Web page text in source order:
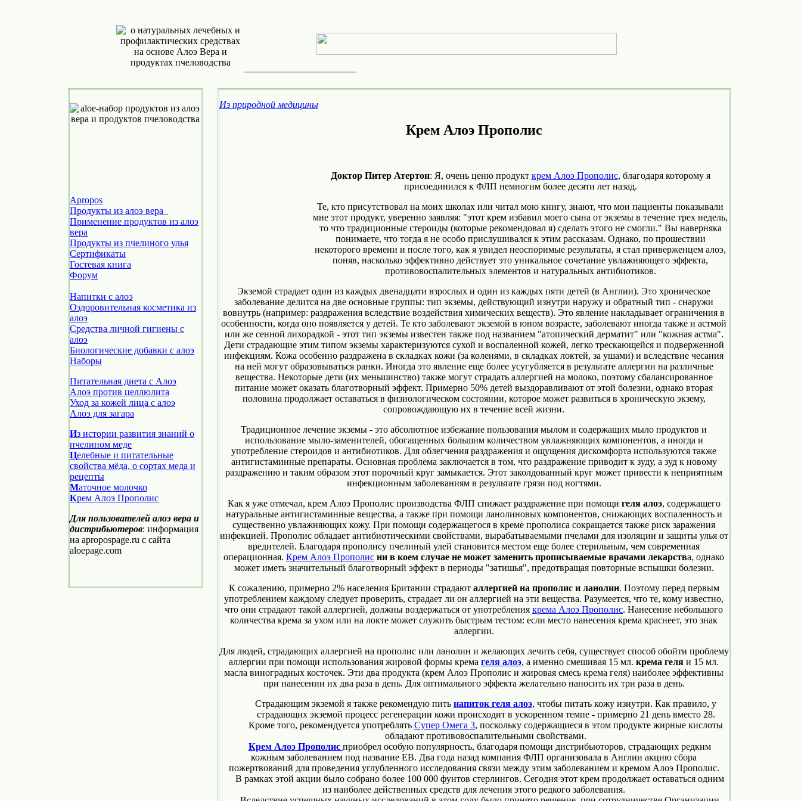
Apropos
Продукты из алоэ вера
Применение продуктов из алоэ
вера
Продукты из пчелиного улья
Cертификаты
Гостевая книга
Форум
Напитки с алоэ
Оздоровительная косметика из
алоэ
Средства личной гигиены с
алоэ
Биологические добавки с алоэ
Наборы
Питательная диета с Алоэ
Алоэ против целлюлита
Уход за кожей лица с алоэ
Алоэ для загара
Из истории развития знаний о
пчелином меде
Целебные и питательные
свойства мёда, о сортах меда и
рецепты
Маточное молочко
Крем Алоэ Прополис
Для пользователей алоэ вера и
дистрибьютеров: информация
на apropospage.ru c сайта
aloepage.com
Из природной медицины
Крем Алоэ Прополис
Доктор Питер Атертон: Я, очень ценю продукт крем Алоэ Прополис, благодаря которому я
присоединился к ФЛП немногим более десяти лет назад.
Те, кто присутствовал на моих школах или читал мою книгу, знают, что мои пациенты показывали
мне этот продукт, уверенно заявляя: "этот крем избавил моего сына от экземы в течение трех недель,
то что традиционные стероиды (которые рекомендовал я) сделать этого не смогли." Вы наверняка
понимаете, что тогда я не особо прислушивался к этим рассказам. Однако, по прошествии
некоторого времени и после того, как я увидел неоспоримые результаты, я стал приверженцем алоэ,
поняв, насколько эффективно действует это уникальное сочетание увлажняющего эффекта,
противовоспалительных элементов и натуральных антибиотиков.
Экземой страдает один из каждых двенадцати взрослых и один из каждых пяти детей (в Англии). Это хроническое
заболевание делится на две основные группы: тип экземы, действующий изнутри наружу и обратный тип - снаружи
вовнутрь (например: раздражения вследствие воздействия химических веществ). Это явление накладывает ограничения в
особенности, когда оно появляется у детей. Те кто заболевают экземой в юном возрасте, заболевают иногда также и астмой
или же сенной лихорадкой - этот тип экземы известен также под названием "атопический дерматит" или "кожная астма".
Дети страдающие этим типом экземы характеризуются сухой и воспаленной кожей, легко трескающейся и подверженной
инфекциям. Кожа особенно раздражена в складках кожи (за коленями, в складках локтей, за ушами) и вследствие чесания
на ней могут образовываться ранки. Иногда это явление еще более усугубляется в результате аллергии на различные
вещества. Некоторые дети (их меньшинство) также могут страдать аллергией на молоко, поэтому сбалансированное
питание может оказать благотворный эффект. Примерно 50% детей выздоравливают от этой болезни, однако вторая
половина продолжает оставаться в физиологическом состоянии, которое может развиться в хроническую экзему,
сопровождающую их в течение всей жизни.
Традиционное лечение экземы - это абсолютное избежание пользования мылом и содержащих мыло продуктов и
использование мыло-заменителей, обогащенных большим количеством увлажняющих компонентов, а иногда и
употребление стероидов и антибиотиков. Для облегчения раздражения и ощущения дискомфорта используются также
антигистаминные препараты. Основная проблема заключается в том, что раздражение приводит к зуду, а зуд к новому
раздражению и таким образом этот порочный круг замыкается. Этот заколдованный круг может привести к неприятным
инфекционным заболеваниям в результате грязи под ногтями.
Как я уже отмечал, крем Алоэ Прополис производства ФЛП снижает раздражение при помощи геля алоэ, содержащего
натуральные антигистаминные вещества, а также при помощи ланолиновых компонентов, снижающих воспаленность и
существенно увлажняющих кожу. При помощи содержащегося в креме прополиса сокращается также риск заражения
инфекцией. Прополис обладает антибиотическими свойствами, вырабатываемыми пчелами для изоляции и защиты улья от
вредителей. Благодаря прополису пчелиный улей становится местом еще более стерильным, чем современная
операционная. Крем Алоэ Прополис ни в коем случае не может заменить прописываемые врачами лекарства, однако
может иметь значительный благотворный эффект в периоды "затишья", предотвращая повторные вспышки болезни.
К сожалению, примерно 2% населения Британии страдают аллергией на прополис и ланолин. Поэтому перед первым
употреблением каждому следует проверить, страдает ли он аллергией на эти вещества. Разумеется, что те, кому известно,
что они страдают такой аллергией, должны воздержаться от употребления крема Алоэ Прополис. Нанесение небольшого
количества крема за ухом или на локте может служить быстрым тестом: если место нанесения крема краснеет, это знак
аллергии.
Для людей, страдающих аллергией на прополис или ланолин и желающих лечить себя, существует способ обойти проблему
аллергии при помощи использования жировой формы крема геля алоэ, а именно смешивая 15 мл. крема геля и 15 мл.
масла виноградных косточек. Эти два продукта (крем Алоэ Прополис и жировая смесь крема геля) наиболее эффективны
при нанесении их два раза в день. Для оптимального эффекта желательно наносить их три раза в день.
Страдающим экземой я также рекомендую пить напиток геля алоэ, чтобы питать кожу изнутри. Как правило, у
страдающих экземой процесс регенерации кожи происходит в ускоренном темпе - примерно 21 день вместо 28.
Кроме того, рекомендуется употреблять Супер Омега 3, поскольку содержащиеся в этом продукте жирные кислоты
обладают противовоспалительными свойствами.
Крем Алоэ Прополис приобрел особую популярность, благодаря помощи дистрибьюторов, страдающих редким
кожным заболеванием под название ЕВ. Два года назад компания ФЛП организовала в Англии акцию сбора
пожертвований для проведения углубленного исследования связи между этим заболеванием и кремом Алоэ Прополис.
В рамках этой акции было собрано более 100 000 фунтов стерлингов. Сегодня этот крем продолжает оставаться одним
из наиболее действенных средств для лечения этого редкого заболевания.